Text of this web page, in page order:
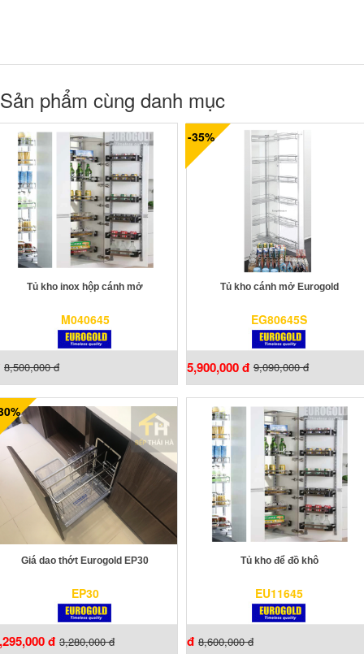
Sản phẩm cùng danh mục
Tủ kho inox hộp cánh mở
M040645
8,500,000 đ
-35%
Tủ kho cánh mở Eurogold
EG80645S
5,900,000 đ 9,090,000 đ
Giá dao thớt Eurogold EP30
EP30
đ 3,280,000 đ
Tủ kho để đồ khô
EU11645
đ 8,600,000 đ